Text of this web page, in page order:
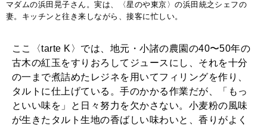
マダムの浜田晃子さん。実は、〈星のや東京〉の浜田統之シェフの
妻。キッチンと往き来しながら、接客に忙しい。
ここ〈tarte K〉では、地元・小諸の農園の40〜50年の
古木の紅玉をすりおろしてジュースにし、それを十分
の一まで煮詰めたレジネを用いてフィリングを作り、
タルトに仕上げている。手のかかる作業だが、「もっ
といい味を」と日々努力を欠かさない。小麦粉の風味
が生きたタルト生地の香ばしい味わいと、香りがよく